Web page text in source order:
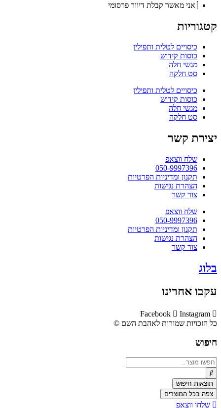
אני מאשר קבלת דיוור פרסומי
קטגוריות
כיסויים לטלית ותפילין
כוסות קידוש
מגשי חלה
סט חלקה
כיסויים לטלית ותפילין
כוסות קידוש
מגשי חלה
סט חלקה
יצירת קשר
שלח ווצאפ
050-9997396
תקנון ומדיניות הפרטיות
הצהרת נגישות
צור קשר
שלח ווצאפ
050-9997396
תקנון ומדיניות הפרטיות
הצהרת נגישות
צור קשר
בלוג
עקבו אחרינו
Facebook
Instagram
כל הזכויות שמורות לאהבת השם ©​
חיפוש
Search
...
תוצאות חיפוש
צפה בכל המוצרים
שלחו ווצאפ